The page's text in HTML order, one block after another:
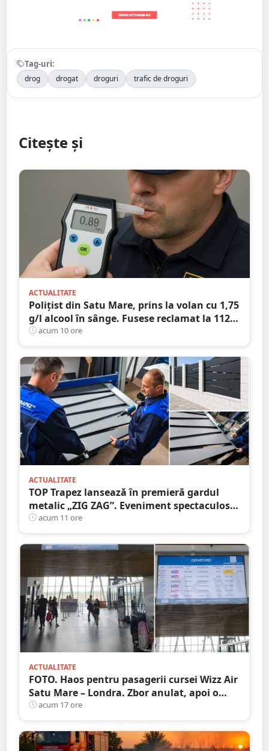
Tag-uri:
drog drogat droguri trafic de droguri
Citește și
ACTUALITATE
Polițist din Satu Mare, prins la volan cu 1,75
g/l alcool în sânge. Fusese reclamat la 112
că circula pe contrasens
acum 10 ore
ACTUALITATE
TOP Trapez lansează în premieră gardul
metalic „ZIG ZAG”. Eveniment spectaculos
în Grădina Romei
acum 11 ore
ACTUALITATE
FOTO. Haos pentru pasagerii cursei Wizz Air
Satu Mare – Londra. Zbor anulat, apoi o
nouă întârziere. Fără explicații clare
acum 17 ore